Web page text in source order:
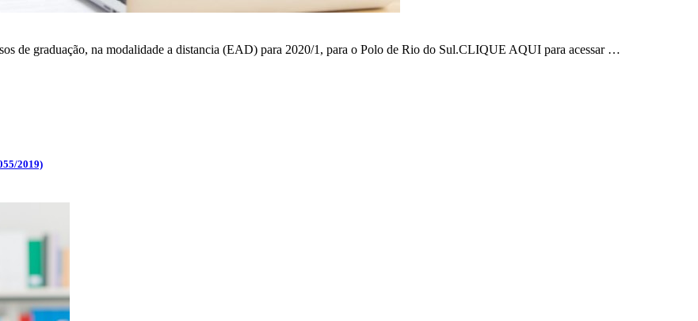
de graduação, na modalidade a distancia (EAD) para 2020/1, para o Polo de Rio do Sul.CLIQUE AQUI para acessar …
2019)